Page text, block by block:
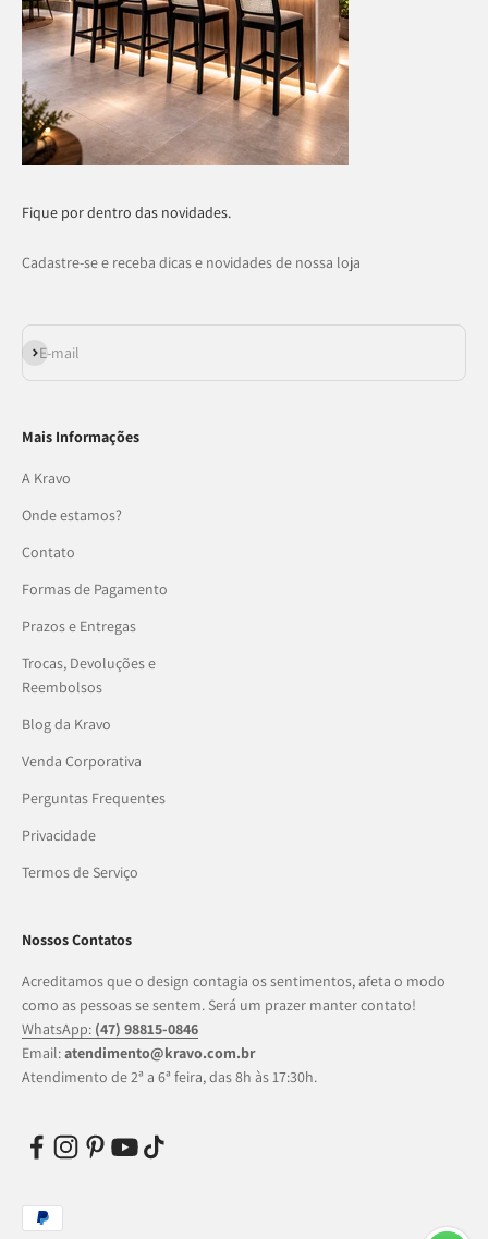
Fique por dentro das novidades.
Cadastre-se e receba dicas e novidades de nossa loja
E-mail
Assinar
Mais Informações
A Kravo
Onde estamos?
Contato
Formas de Pagamento
Prazos e Entregas
Trocas, Devoluções e
Reembolsos
Blog da Kravo
Venda Corporativa
Perguntas Frequentes
Privacidade
Termos de Serviço
Nossos Contatos
Acreditamos que o design contagia os sentimentos, afeta o modo
como as pessoas se sentem. Será um prazer manter contato!
WhatsApp: (47) 98815-0846
Email:atendimento@kravo.com.br
Atendimento de 2ª a 6ª feira, das 8h às 17:30h.